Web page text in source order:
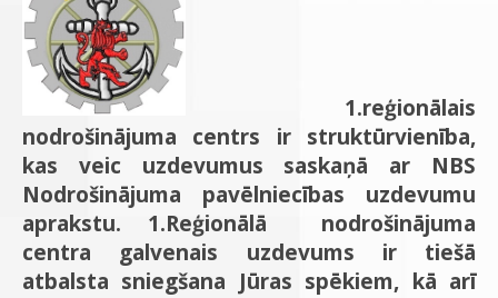
1.reģionālais
nodrošinājuma centrs ir struktūrvienība,
kas veic uzdevumus saskaņā ar NBS
Nodrošinājuma pavēlniecības uzdevumu
aprakstu. 1.Reģionālā nodrošinājuma
centra galvenais uzdevums ir tiešā
atbalsta sniegšana Jūras spēkiem, kā arī